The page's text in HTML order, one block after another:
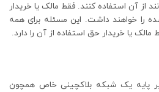
از آن استفاده کنند. فقط مالک یا خریدار
را خواهند داشت. این مسئله برای همه
یا خریدار حق استفاده از آن را دارد.
پایه یک شبکه بلاکچینی خاص همچون